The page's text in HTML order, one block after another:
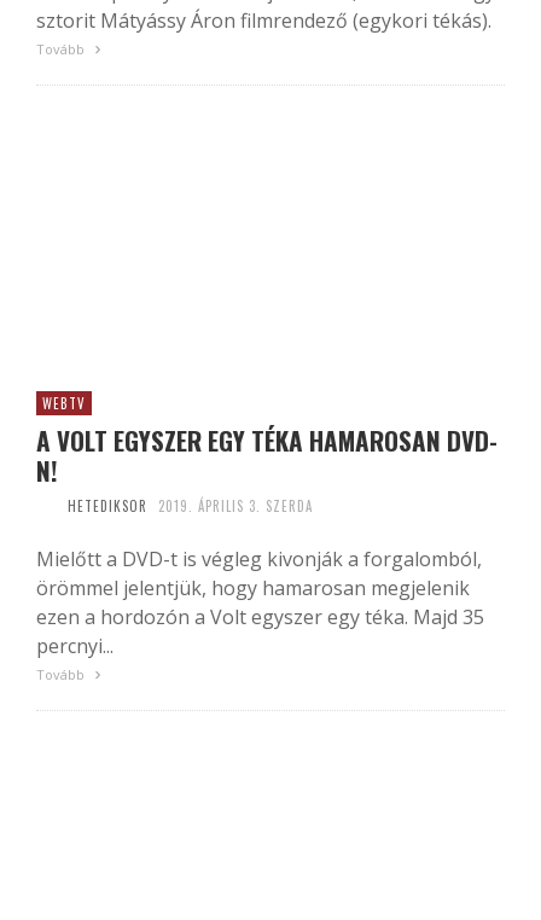
sztorit Mátyássy Áron filmrendező (egykori tékás).
Tovább
WEBTV
A VOLT EGYSZER EGY TÉKA HAMAROSAN DVD-
N!
HETEDIKSOR 2019. ÁPRILIS 3. SZERDA
Mielőtt a DVD-t is végleg kivonják a forgalomból,
örömmel jelentjük, hogy hamarosan megjelenik
ezen a hordozón a Volt egyszer egy téka. Majd 35
percnyi...
Tovább